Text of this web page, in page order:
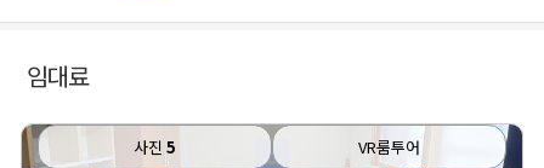
임대료
사진 5 VR룸투어